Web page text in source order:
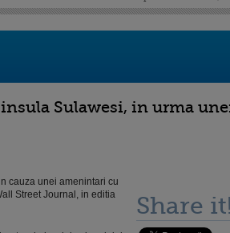
Sulawesi, in urma
cauza unei amenintari cu
Street Journal, in editia
Share it!